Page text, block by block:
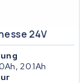
24V
20.1Ah